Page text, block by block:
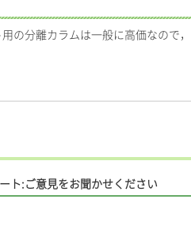
の分離カラムは一般に高価なので
ト:ご意見をお聞かせください